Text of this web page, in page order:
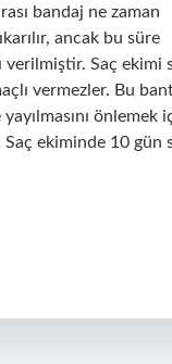
bandaj ne zaman
ancak bu süre
verilmiştir. Saç ekimi
vermezler. Bu
önlemek
Saç ekiminde 10 gün